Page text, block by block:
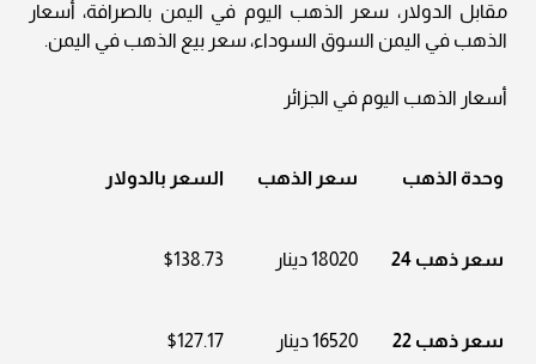
مقابل الدولار، سعر الذهب اليوم في اليمن بالصرافة، أسعار
الذهب في اليمن السوق السوداء، سعر بيع الذهب في اليمن.
أسعار الذهب اليوم في الجزائر
وحدة الذهب سعر الذهب السعر بالدولار
سعر ذهب 24 18020 دينار $138.73
سعر ذهب 22 16520 دينار $127.17